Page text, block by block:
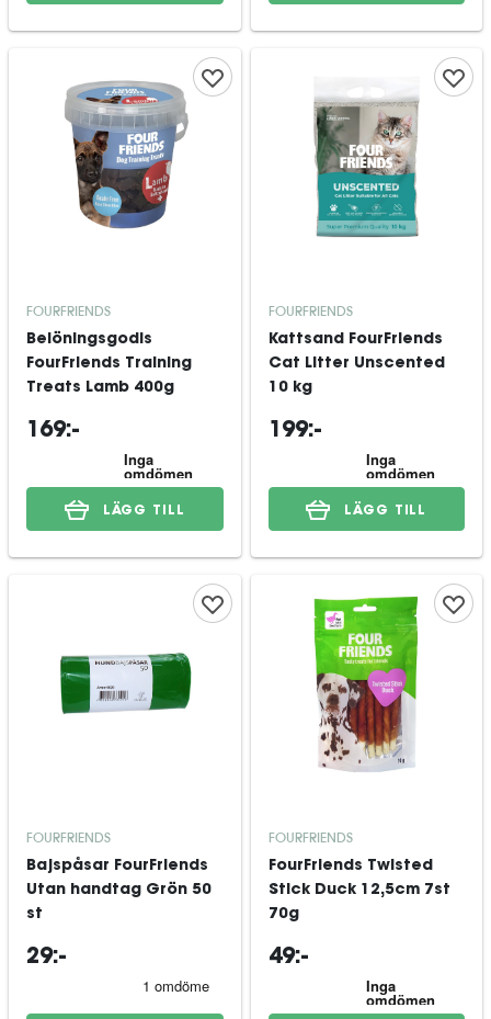
FOURFRIENDS
Belöningsgodis
FourFriends Training
Treats Lamb 400g
169:-
LÄGG TILL
FOURFRIENDS
Kattsand FourFriends
Cat Litter Unscented
10 kg
199:-
LÄGG TILL
FOURFRIENDS
Bajspåsar FourFriends
Utan handtag Grön 50
st
29:-
FOURFRIENDS
FourFriends Twisted
Stick Duck 12,5cm 7st
70g
49:-